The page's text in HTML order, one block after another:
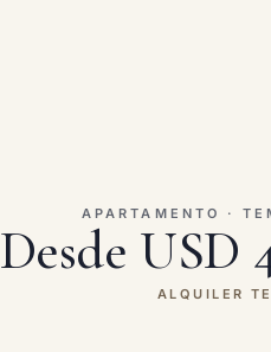
APARTAMENTO ·
Desde USD
ALQUILER